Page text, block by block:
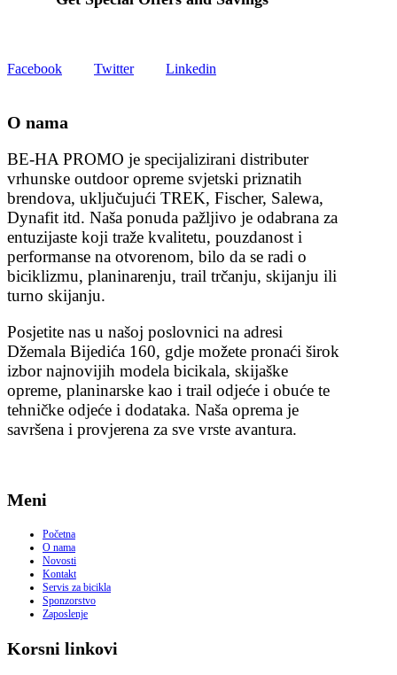
Facebook Twitter Linkedin
O nama
BE-HA PROMO je specijalizirani distributer
vrhunske outdoor opreme svjetski priznatih
brendova, uključujući TREK, Fischer, Salewa,
Dynafit itd. Naša ponuda pažljivo je odabrana za
entuzijaste koji traže kvalitetu, pouzdanost i
performanse na otvorenom, bilo da se radi o
biciklizmu, planinarenju, trail trčanju, skijanju ili
turno skijanju.
Posjetite nas u našoj poslovnici na adresi
Džemala Bijedića 160, gdje možete pronaći širok
izbor najnovijih modela bicikala, skijaške
opreme, planinarske kao i trail odjeće i obuće te
tehničke odjeće i dodataka. Naša oprema je
savršena i provjerena za sve vrste avantura.
Meni
Početna
O nama
Novosti
Kontakt
Servis za bicikla
Sponzorstvo
Zaposlenje
Korsni linkovi